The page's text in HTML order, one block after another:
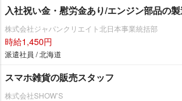
入社祝い金・慰労金あり/エンジン部品の
株式会社ジャパンクリエイト北日本事業統括部
時給1,450円
派遣社員 / 北海道
スマホ雑貨の販売スタッフ
株式会社SHOW’S